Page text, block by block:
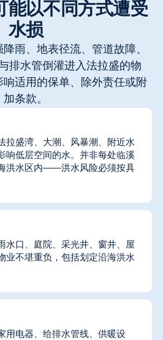
能以不同方式遭受
水损
雨、地表径流、管道故障、
排水管倒灌进入法拉盛的物
适用的保单、除外责任或附
加条款。
拉盛湾、大潮、风暴潮、附近水
响低层空间的水。并非每处临溪
洪水区内——洪水风险必须按具
水口、庭院、采光井、窗井、屋
业不堪重负，包括划定沿海洪水
用电器、给排水管线、供暖设